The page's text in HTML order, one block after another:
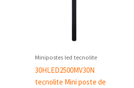
Minipostes led tecnolite
30HLED2500MV30N
tecnolite Mini poste de